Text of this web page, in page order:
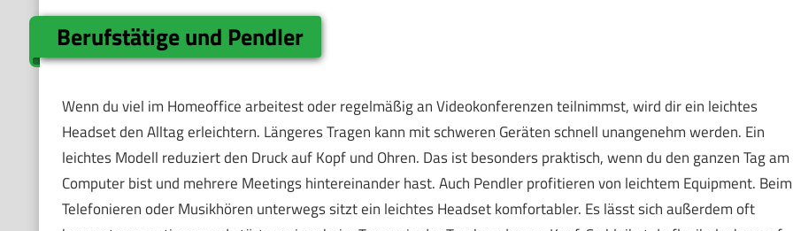
Berufstätige und Pendler
Wenn du viel im Homeoffice arbeitest oder regelmäßig an Videokonferenzen teilnimmst, wird dir ein leichtes
Headset den Alltag erleichtern. Längeres Tragen kann mit schweren Geräten schnell unangenehm werden. Ein
leichtes Modell reduziert den Druck auf Kopf und Ohren. Das ist besonders praktisch, wenn du den ganzen Tag am
Computer bist und mehrere Meetings hintereinander hast. Auch Pendler profitieren von leichtem Equipment. Beim
Telefonieren oder Musikhören unterwegs sitzt ein leichtes Headset komfortabler. Es lässt sich außerdem oft